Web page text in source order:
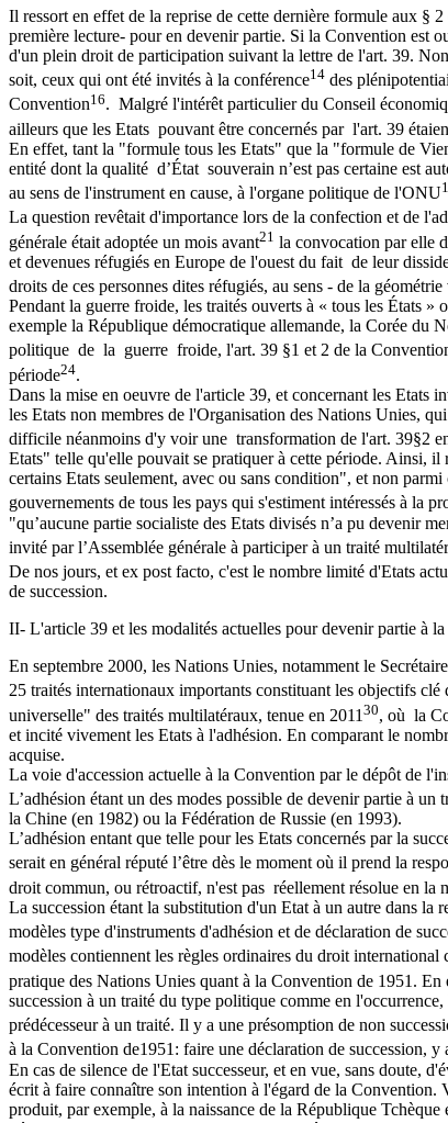
Il ressort en effet de la reprise de cette dernière formule aux §
première lecture- pour en devenir partie. Si la Convention est
d'un plein droit de participation suivant la lettre de l'art. 39.
soit, ceux qui ont été invités à la conférence14 des
Convention16. Malgré l'intérêt particulier du Conseil
ailleurs que les Etats pouvant être concernés par l'art. 39
En effet, tant la "formule tous les Etats" que la "formule de
entité dont la qualité d’État souverain n’est pas certaine est
au sens de l'instrument en cause, à l'organe politique de l'ONU
La question revêtait d'importance lors de la confection et de
générale était adoptée un mois avant21 la convocation par elle
et devenues réfugiés en Europe de l'ouest du fait de leur
droits de ces personnes dites réfugiés, au sens - de la
Pendant la guerre froide, les traités ouverts à « tous les États
exemple la République démocratique allemande, la Corée du
politique de la guerre froide, l'art. 39 §1 et 2 de la
période24.
Dans la mise en oeuvre de l'article 39, et concernant les
les Etats non membres de l'Organisation des Nations Unies,
difficile néanmoins d'y voir une transformation de l'art. 39§2
Etats" telle qu'elle pouvait se pratiquer à cette période. Ainsi,
certains Etats seulement, avec ou sans condition", et non
gouvernements de tous les pays qui s'estiment intéressés à la
"qu’aucune partie socialiste des Etats divisés n’a pu devenir
invité par l’Assemblée générale à participer à un traité
De nos jours, et ex post facto, c'est le nombre limité d'Etats
de succession.
II- L'article 39 et les modalités actuelles pour devenir partie à
En septembre 2000, les Nations Unies, notamment le
25 traités internationaux importants constituant les objectifs
universelle" des traités multilatéraux, tenue en 2011 30, où la
et incité vivement les Etats à l'adhésion. En comparant le
acquise.
La voie d'accession actuelle à la Convention par le dépôt de
L’adhésion étant un des modes possible de devenir partie à un
la Chine (en 1982) ou la Fédération de Russie (en 1993).
L’adhésion entant que telle pour les Etats concernés par la
serait en général réputé l’être dès le moment où il prend la
droit commun, ou rétroactif, n'est pas réellement résolue en la
La succession étant la substitution d'un Etat à un autre dans
modèles type d'instruments d'adhésion et de déclaration de
modèles contiennent les règles ordinaires du droit
pratique des Nations Unies quant à la Convention de 1951.
succession à un traité du type politique comme en
prédécesseur à un traité. Il y a une présomption de non
à la Convention de1951: faire une déclaration de succession, y
En cas de silence de l'Etat successeur, et en vue, sans doute,
écrit à faire connaître son intention à l'égard de la
produit, par exemple, à la naissance de la République